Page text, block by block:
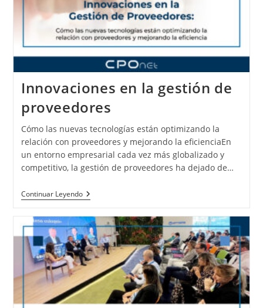
Innovaciones en la gestión de
proveedores
Cómo las nuevas tecnologías están optimizando la
relación con proveedores y mejorando la eficienciaEn
un entorno empresarial cada vez más globalizado y
competitivo, la gestión de proveedores ha dejado de…
Continuar Leyendo